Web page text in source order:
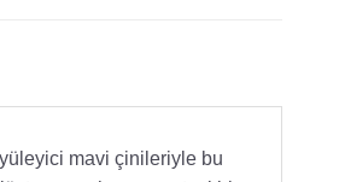
mavi çinileriyle bu